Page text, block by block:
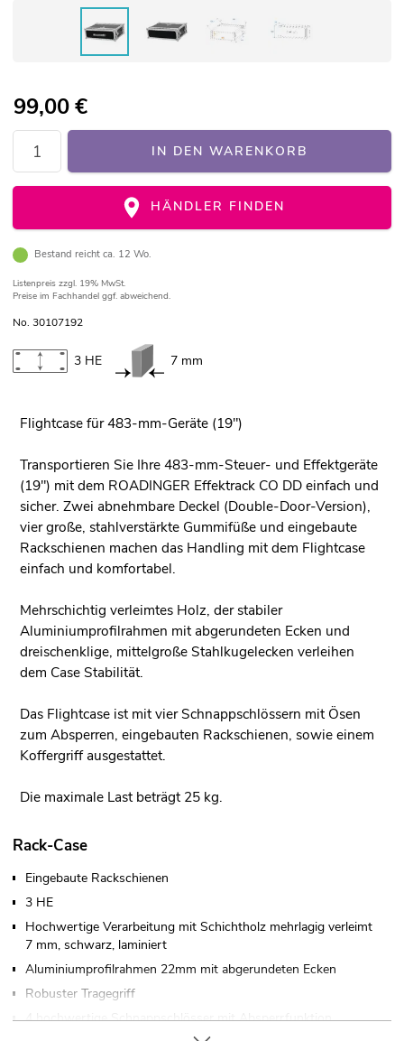
99,00€
IN DEN WARENKORB
HÄNDLER FINDEN
Bestand reicht ca. 12 Wo.
Listenpreis zzgl. 19% MwSt.
Preise im Fachhandel ggf. abweichend.
No. 30107192
3 HE 7 mm
Flightcase für 483-mm-Geräte (19")
Transportieren Sie Ihre 483-mm-Steuer- und Effektgeräte
(19") mit dem ROADINGER Effektrack CO DD einfach und
sicher. Zwei abnehmbare Deckel (Double-Door-Version),
vier große, stahlverstärkte Gummifüße und eingebaute
Rackschienen machen das Handling mit dem Flightcase
einfach und komfortabel.
Mehrschichtig verleimtes Holz, der stabiler
Aluminiumprofilrahmen mit abgerundeten Ecken und
dreischenklige, mittelgroße Stahlkugelecken verleihen
dem Case Stabilität.
Das Flightcase ist mit vier Schnappschlössern mit Ösen
zum Absperren, eingebauten Rackschienen, sowie einem
Koffergriff ausgestattet.
Die maximale Last beträgt 25 kg.
Rack-Case
Eingebaute Rackschienen
3 HE
Hochwertige Verarbeitung mit Schichtholz mehrlagig verleimt
7 mm, schwarz, laminiert
Aluminiumprofilrahmen 22mm mit abgerundeten Ecken
Robuster Tragegriff
4 hochwertige Schnappschlösser mit Absperrfunktion